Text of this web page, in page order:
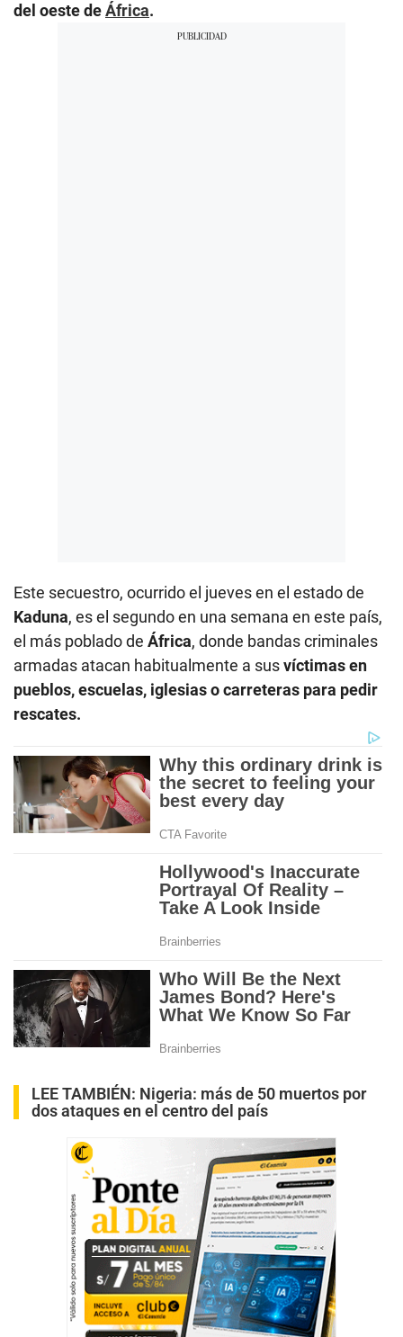
del oeste deÁfrica.
Este secuestro, ocurrido el jueves en el estado de
Kaduna, es el segundo en una semana en este país,
el más poblado de África, donde bandas criminales
armadas atacan habitualmente a susvíctimas en
pueblos, escuelas, iglesias o carreteras para pedir
rescates.
LEE TAMBIÉN: Nigeria: más de 50 muertos por
dos ataques en el centro del país